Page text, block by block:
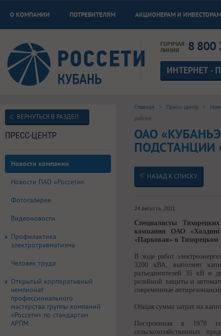
О КОМПАНИИ ПОТРЕБИТЕЛЯМ АКЦИОНЕРАМ И ИНВЕСТОРАМ
ГОРЯЧАЯ
ЛИНИЯ
8 800
ИНТЕРНЕТ -
Главная Пресс-центр
районе
ОАО
ПОДСТАНЦИИ
НАЗАД К СПИСКУ
24 августа, 2011
Специалисты
компания ОАО
«Парковая» в Тихорецком
В ходе работ
3200 кВА, выполнят
разъединителей 35 кВ и
релейной защиты и
современные
Общая сумма затрат на
Построенная в 1978
сельскохозяйственных
ВЕРНУТЬСЯ В РАЗДЕЛ
ПРЕСС-ЦЕНТР
Новости компании
Новости ПАО «Россети»
Фотогалерея
Видеоновости
Профилактика
электротравматизма
Человек труда
Открытый корпоративный
чемпионат
профессионального
мастерства группы компаний
«Россети» по стандартам
АРПМ